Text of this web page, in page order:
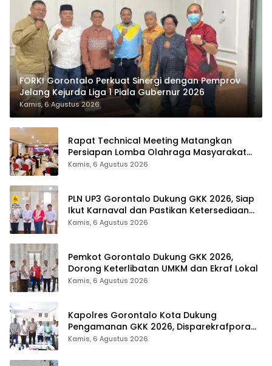
FORKI Gorontalo Perkuat Sinergi dengan Pemprov
Jelang Kejurda Liga 1 Piala Gubernur 2026
Kamis, 6 Agustus 2026
Rapat Technical Meeting Matangkan
Persiapan Lomba Olahraga Masyarakat
Tingkat Provinsi Gorontalo
Kamis, 6 Agustus 2026
PLN UP3 Gorontalo Dukung GKK 2026, Siap
Ikut Karnaval dan Pastikan Ketersediaan
Listrik
Kamis, 6 Agustus 2026
Pemkot Gorontalo Dukung GKK 2026,
Dorong Keterlibatan UMKM dan Ekraf Lokal
Kamis, 6 Agustus 2026
Kapolres Gorontalo Kota Dukung
Pengamanan GKK 2026, Disparekrafpora
Perkuat Sinergi Lintas Sektor
Kamis, 6 Agustus 2026